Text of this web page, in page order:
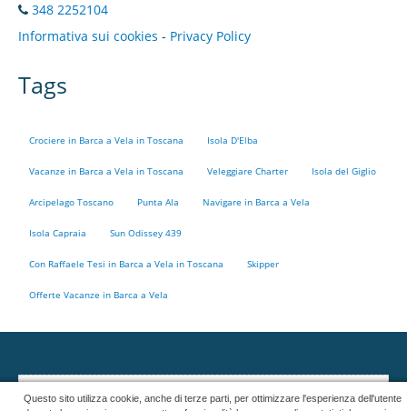
Questo sito utilizza cookie, anche di terze parti, per ottimizzare l'esperienza dell'utente
348 2252104
Informativa sui cookies - Privacy Policy
Tags
Crociere in Barca a Vela in Toscana Isola D'Elba
Vacanze in Barca a Vela in Toscana Veleggiare Charter Isola del Giglio
Arcipelago Toscano Punta Ala Navigare in Barca a Vela
Isola Capraia Sun Odissey 439
Con Raffaele Tesi in Barca a Vela in Toscana Skipper
Offerte Vacanze in Barca a Vela
(Maggiori informazioni)